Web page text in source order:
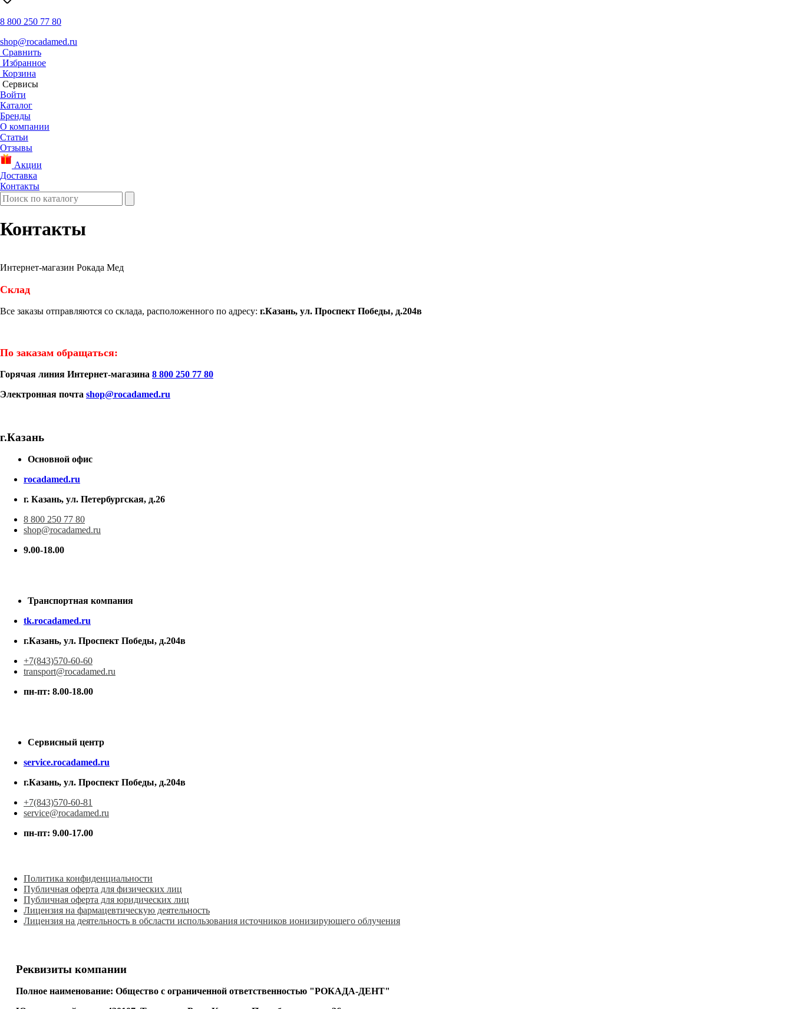
8 800 250 77 80
shop@rocadamed.ru
Сравнить
Избранное
Корзина
Сервисы
Войти
Каталог
Бренды
О компании
Статьи
Отзывы
Акции
Доставка
Контакты
Контакты
Интернет-магазин Рокада Мед
Склад
Все заказы отправляются со склада, расположенного по адресу: г.Казань, ул. Проспект Победы, д.204в
По заказам обращаться:
Горячая линия Интернет-магазина 8 800 250 77 80
Электронная почта shop@rocadamed.ru
г.Казань
Основной офис
rocadamed.ru
г. Казань, ул. Петербургская, д.26
8 800 250 77 80
shop@rocadamed.ru
9.00-18.00
Транспортная компания
tk.rocadamed.ru
г.Казань, ул. Проспект Победы, д.204в
+7(843)570-60-60
transport@rocadamed.ru
пн-пт: 8.00-18.00
Сервисный центр
service.rocadamed.ru
г.Казань, ул. Проспект Победы, д.204в
+7(843)570-60-81
service@rocadamed.ru
пн-пт: 9.00-17.00
Политика конфиденциальности
Публичная оферта для физических лиц
Публичная оферта для юридических лиц
Лицензия на фармацевтическую деятельность
Лицензия на деятельность в обсласти использования источников ионизирующего облучения
Реквизиты компании
Полное наименование: Общество с ограниченной ответственностью "РОКАДА-ДЕНТ"